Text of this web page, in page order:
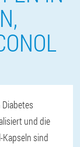
und die
sind